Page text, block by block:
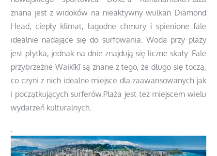
znana jest z widoków na nieaktywny wulkan Diamond
Head, ciepły klimat, łagodne chmury i spienione fale
idealnie nadające się do surfowania. Woda przy plaży
jest płytka, jednak na dnie znajdują się liczne skały. Fale
przybrzeżne Waikīkī są znane z tego, że długo się toczą,
co czyni z nich idealne miejsce dla zaawansowanych jak
i początkujących surferów.Plaża jest też miejscem wielu
wydarzeń kulturalnych.